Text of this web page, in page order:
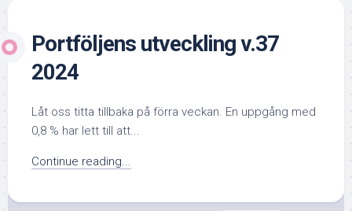
Portföljens utveckling v.37
2024
Låt oss titta tillbaka på förra veckan. En uppgång med
0,8 % har lett till att...
Continue reading...